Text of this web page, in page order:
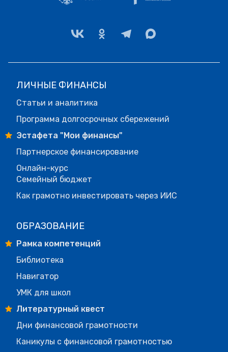
ЛИЧНЫЕ ФИНАНСЫ
Статьи и аналитика
Программа долгосрочных сбережений
Эстафета "Мои финансы"
Партнерское финансирование
Онлайн-курс
Семейный бюджет
Как грамотно инвестировать через ИИС
ОБРАЗОВАНИЕ
Рамка компетенций
Библиотека
Навигатор
УМК для школ
Литературный квест
Дни финансовой грамотности
Каникулы с финансовой грамотностью